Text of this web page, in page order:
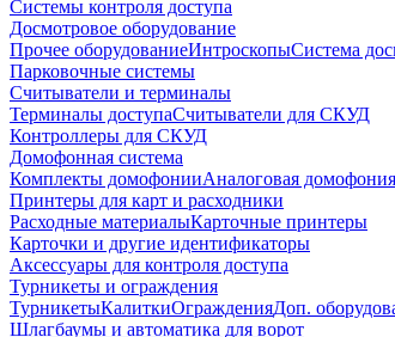
Системы контроля доступа
Досмотровое оборудование
Прочее оборудованиеИнтроскопыСистема
Парковочные системы
Считыватели и терминалы
Терминалы доступаСчитыватели для СКУД
Контроллеры для СКУД
Домофонная система
Комплекты домофонииАналоговая домофония
Принтеры для карт и расходники
Расходные материалыКарточные принтеры
Карточки и другие идентификаторы
Аксессуары для контроля доступа
Турникеты и ограждения
ТурникетыКалиткиОгражденияДоп.
Шлагбаумы и автоматика для ворот